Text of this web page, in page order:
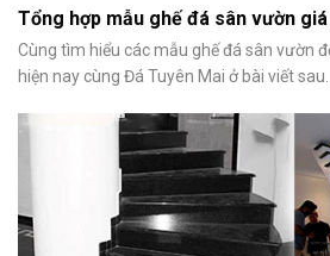
Tổng hợp mẫu ghế đá sân vườn
Cùng tìm hiểu các mẫu ghế đá sân vườn
hiện nay cùng Đá Tuyên Mai ở bài viết sau...